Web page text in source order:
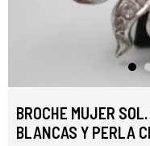
BROCHE MUJER
BLANCAS Y PERLA